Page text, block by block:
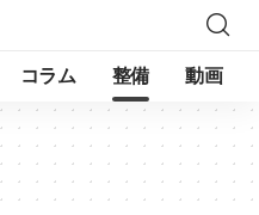
コラム 整備 動画